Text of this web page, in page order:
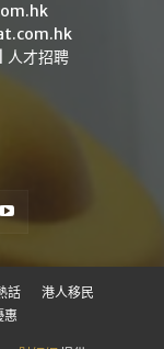
人才招聘
話
港人移民
惠